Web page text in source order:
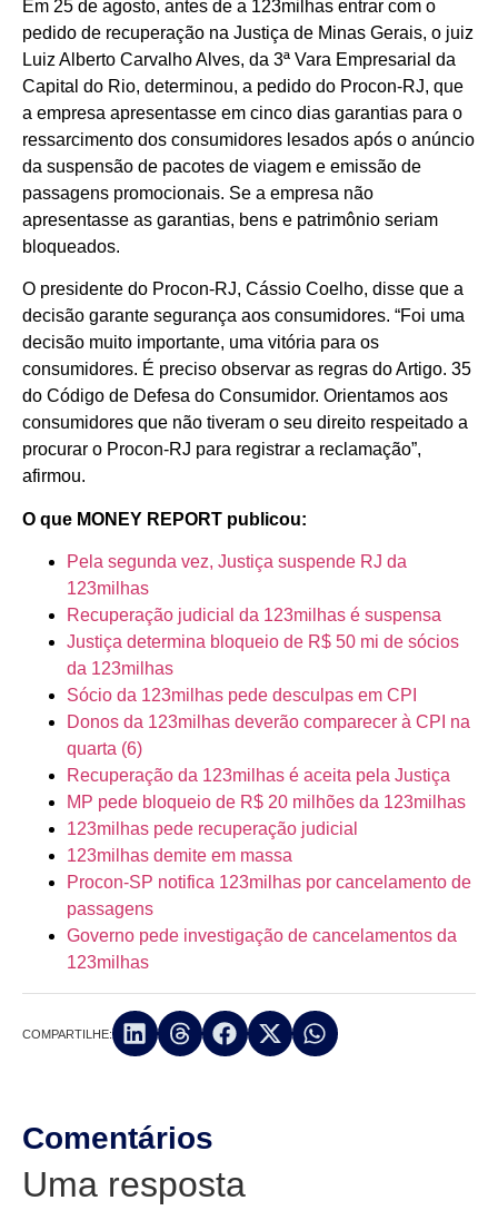
Em 25 de agosto, antes de a 123milhas entrar com o
pedido de recuperação na Justiça de Minas Gerais, o juiz
Luiz Alberto Carvalho Alves, da 3ª Vara Empresarial da
Capital do Rio, determinou, a pedido do Procon-RJ, que
a empresa apresentasse em cinco dias garantias para o
ressarcimento dos consumidores lesados após o anúncio
da suspensão de pacotes de viagem e emissão de
passagens promocionais. Se a empresa não
apresentasse as garantias, bens e patrimônio seriam
bloqueados.
O presidente do Procon-RJ, Cássio Coelho, disse que a
decisão garante segurança aos consumidores. “Foi uma
decisão muito importante, uma vitória para os
consumidores. É preciso observar as regras do Artigo. 35
do Código de Defesa do Consumidor. Orientamos aos
consumidores que não tiveram o seu direito respeitado a
procurar o Procon-RJ para registrar a reclamação”,
afirmou.
O que MONEY REPORT publicou:
Pela segunda vez, Justiça suspende RJ da
123milhas
Recuperação judicial da 123milhas é suspensa
Justiça determina bloqueio de R$ 50 mi de sócios
da 123milhas
Sócio da 123milhas pede desculpas em CPI
Donos da 123milhas deverão comparecer à CPI na
quarta (6)
Recuperação da 123milhas é aceita pela Justiça
MP pede bloqueio de R$ 20 milhões da 123milhas
123milhas pede recuperação judicial
123milhas demite em massa
Procon-SP notifica 123milhas por cancelamento de
passagens
Governo pede investigação de cancelamentos da
123milhas
COMPARTILHE:
Comentários
Uma resposta